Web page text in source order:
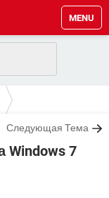
MENU
10
Следующая Тема
Windows 7